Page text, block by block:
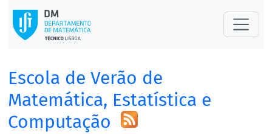
Escola de Verão de
Matemática, Estatística e
Computação